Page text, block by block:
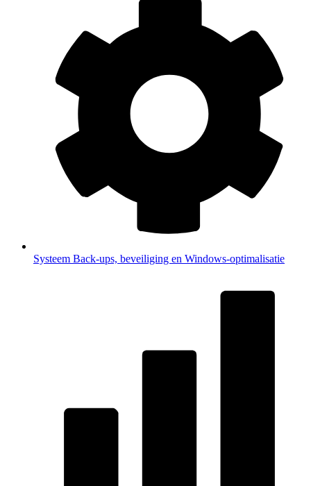
Systeem Back-ups, beveiliging en Windows-optimalisatie